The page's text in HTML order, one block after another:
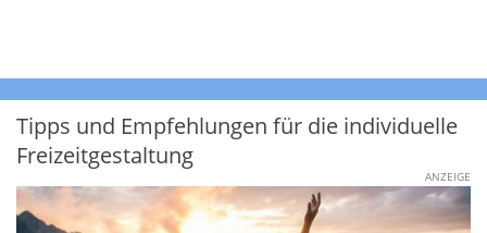
Tipps und Empfehlungen für die individuelle
Freizeitgestaltung
ANZEIGE